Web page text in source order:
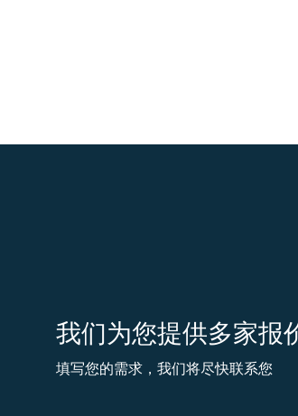
我们为您提供多家报
填写您的需求，我们将尽快联系您